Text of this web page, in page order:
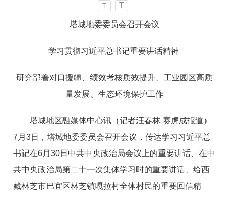
T T
塔城地委委员会召开会议
学习贯彻习近平总书记重要讲话精神
研究部署对口援疆、绩效考核质效提升、工业园区高质
量发展、生态环境保护工作
塔城地区融媒体中心讯（记者汪春林 赛虎成报道）
7月3日，塔城地委委员会召开会议，传达学习习近平总
书记在6月30日中共中央政治局会议上的重要讲话、在中
共中央政治局第二十一次集体学习时的重要讲话、给西
藏林芝市巴宜区林芝镇嘎拉村全体村民的重要回信精